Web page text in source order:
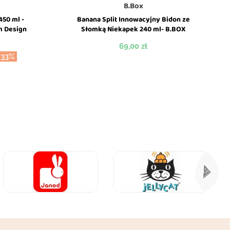
ml -
Design
B.Box
Banana Split Innowacyjny Bidon ze
Słomką Niekapek 240 ml- B.BOX
Cena
69,00 zł